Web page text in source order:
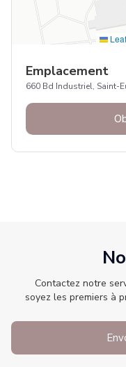
Emplacement
660 Bd Industriel, Saint-
Contactez notre
soyez les premiers à